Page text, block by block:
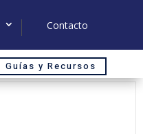
Contacto
Guías y Recursos